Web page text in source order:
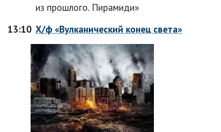
из прошлого. Пирамиди»
13:10 Х/ф «Вулканический конец света»